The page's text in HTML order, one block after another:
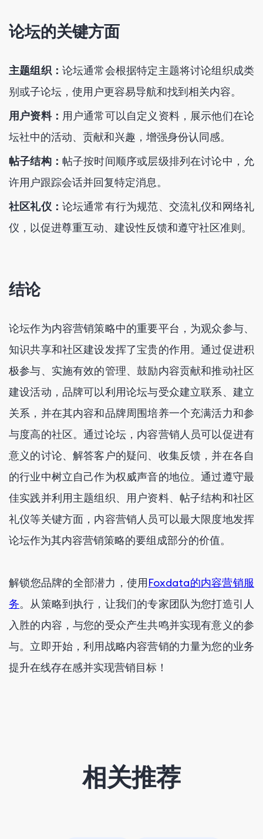
论坛的关键方面
主题组织： 论坛通常会根据特定主题将讨论组织成类
别或子论坛，使用户更容易导航和找到相关内容。
用户资料： 用户通常可以自定义资料，展示他们在论
坛社中的活动、贡献和兴趣，增强身份认同感。
帖子结构： 帖子按时间顺序或层级排列在讨论中，允
许用户跟踪会话并回复特定消息。
社区礼仪： 论坛通常有行为规范、交流礼仪和网络礼
仪，以促进尊重互动、建设性反馈和遵守社区准则。
结论
论坛作为内容营销策略中的重要平台，为观众参与、
知识共享和社区建设发挥了宝贵的作用。通过促进积
极参与、实施有效的管理、鼓励内容贡献和推动社区
建设活动，品牌可以利用论坛与受众建立联系、建立
关系，并在其内容和品牌周围培养一个充满活力和参
与度高的社区。通过论坛，内容营销人员可以促进有
意义的讨论、解答客户的疑问、收集反馈，并在各自
的行业中树立自己作为权威声音的地位。通过遵守最
佳实践并利用主题组织、用户资料、帖子结构和社区
礼仪等关键方面，内容营销人员可以最大限度地发挥
论坛作为其内容营销策略的要组成部分的价值。
解锁您品牌的全部潜力，使用Foxdata的内容营销服
务。从策略到执行，让我们的专家团队为您打造引人
入胜的内容，与您的受众产生共鸣并实现有意义的参
与。立即开始，利用战略内容营销的力量为您的业务
提升在线存在感并实现营销目标！
相关推荐